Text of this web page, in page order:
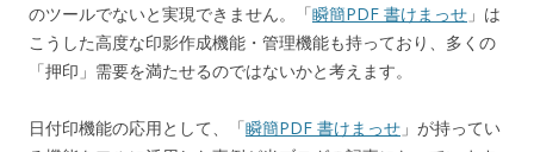
のツールでないと実現できません。「瞬簡PDF 書けまっせ 」は
こうした高度な印影作成機能・管理機能も持っており、多くの
「押印」需要を満たせるのではないかと考えます。
日付印機能の応用として、「瞬簡PDF 書けまっせ 」が持ってい